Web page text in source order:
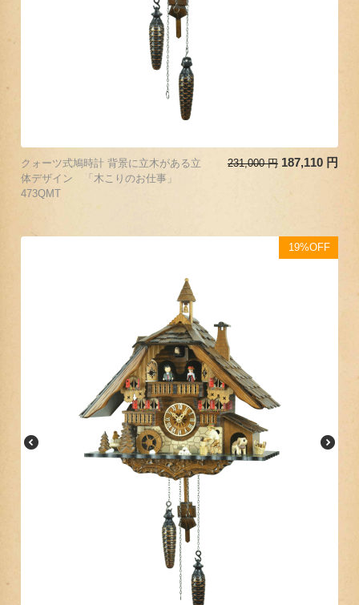
クォーツ式鳩時計 背景に立木がある立
体デザイン 「木こりのお仕事」
473QMT
231,000 円 187,110 円
19%OFF